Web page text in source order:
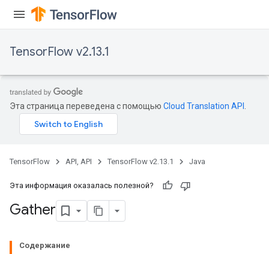
TensorFlow v2.13.1
Эта страница переведена с помощью Cloud Translation API
TensorFlow API, API TensorFlow v2.13.1 Java
Эта информация оказалась полезной?
Gather
Содержание